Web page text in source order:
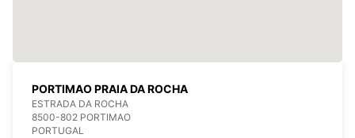
PORTIMAO PRAIA DA ROCHA
ESTRADA DA ROCHA
8500-802 PORTIMAO
PORTUGAL